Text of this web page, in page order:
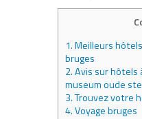
1.Meilleurs
bruges
2.Avis sur hôtels
museum oude
3.Trouvez votre
4.Voyage bruges